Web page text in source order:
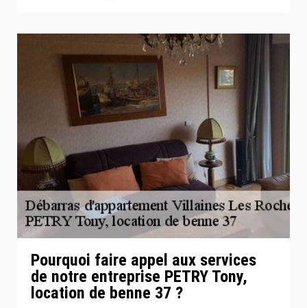
Pourquoi faire appel aux services
de notre entreprise PETRY Tony,
location de benne 37 ?